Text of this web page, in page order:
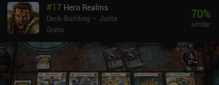
bien entrada la noche. Algunos jugadores hardcore, por otro lado,
podrían sentirse frustrados por el algoritmo.
#17 Hero Realms
Deck-Building
Junta
Gratis
70%
similar